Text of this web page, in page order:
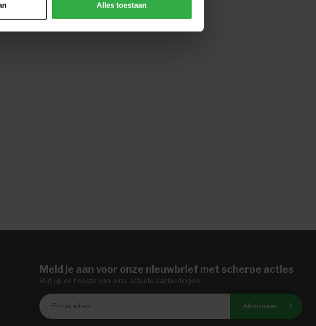
Alles toestaan
Meld je aan voor onze nieuwbrief met scherpe acties
Blijf op de hoogte van onze actuele aanbiedingen
Abonneer